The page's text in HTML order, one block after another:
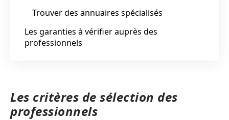
Trouver des annuaires spécialisés
Les garanties à vérifier auprès des
professionnels
Les critères de sélection des
professionnels